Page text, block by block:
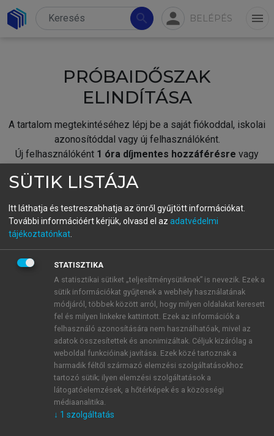
search person BELÉPÉS menu
PRÓBAIDŐSZAK
ELINDÍTÁSA
A tartalom megtekintéséhez lépj be a saját fiókoddal, iskolai
azonosítóddal vagy új felhasználóként.
Új felhasználóként 1 óra díjmentes hozzáférésre vagy
fiókoddal,vagy hozz létre új fiókot.
A regisztráció után apróbaidőszakautomatikusan
BELÉPÉS SAJÁT FIÓKKAL
ÚJ FIÓK LÉTREHOZÁSA
1 óra díjmentes hozzáférés
E-MAIL-CÍM
SÜTIK LISTÁJA
Itt láthatja és testreszabhatja az önről gyűjtött információkat.
További információért kérjük, olvasd el az adatvédelmi
tájékoztatónkat
STATISZTIKA
A statisztikai sütiket „teljesítménysütiknek” is nevezik. Ezek a
sütik információkat gyűjtenek a webhely használatának
módjáról, többek között arról, hogy milyen oldalakat keresett
fel és milyen linkekre kattintott. Ezek az információk a
felhasználó azonosítására nem használhatóak, mivel az
adatok összesítettek és anonimizáltak. Céljuk kizárólag a
weboldal funkcióinak javítása. Ezek közé tartoznak a
harmadik féltől származó elemzési szolgáltatásokhoz
tartozó sütik; ilyen elemzési szolgáltatások a
látogatóelemzések, a hőtérképek és a közösségi
médiaanalitika.
↓ 1 szolgáltatás